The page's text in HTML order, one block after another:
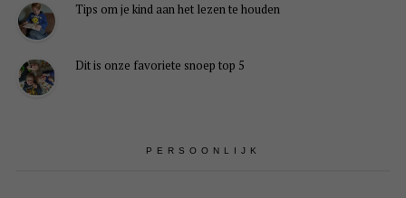
Tips om je kind aan het lezen te houden
Dit is onze favoriete snoep top 5
PERSOONLIJK